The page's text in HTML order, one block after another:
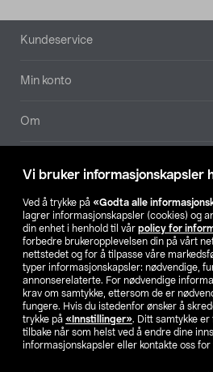
Vi bruker informasjonskapsler
Ved å trykke på «Godta alle
lagrer informasjonskapsler (cookies) og
din enhet i henhold til vår policy for
forbedre brukeropplevelsen din på vårt
nettstedet og for å tilpasse våre
typer informasjonskapsler: nødvendige,
annonserelaterte. For nødvendige
krav om samtykke, ettersom de er
fungere. Hvis du istedenfor ønsker å
trykke på «Innstillinger». Ditt samtykke
tilbake når som helst ved å endre dine
informasjonskapsler eller kontakte oss for
Bunntekst
Kundeservice
Min konto
Om
Våre selskaper
Finn din
SE NO FI